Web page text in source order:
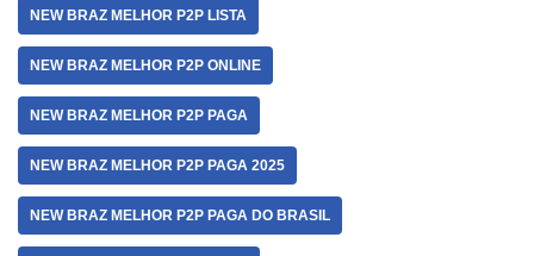
NEW BRAZ MELHOR P2P LISTA
NEW BRAZ MELHOR P2P ONLINE
NEW BRAZ MELHOR P2P PAGA
NEW BRAZ MELHOR P2P PAGA 2025
NEW BRAZ MELHOR P2P PAGA DO BRASIL